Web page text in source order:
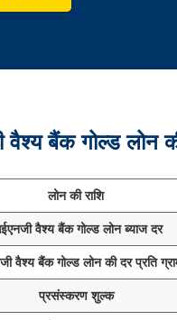
वैश्य बैंक गोल्ड लोन
लोन की राशि
वैश्य बैंक गोल्ड लोन ब्याज दर
वैश्य बैंक गोल्ड लोन की दर प्रति
प्रसंस्करण शुल्क